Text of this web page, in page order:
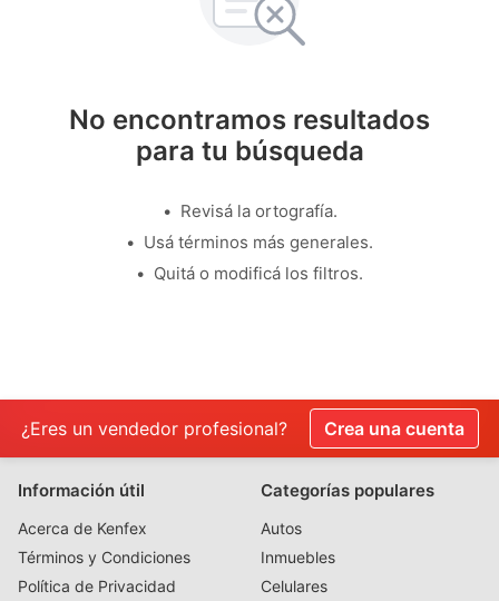
No encontramos resultados
para tu búsqueda
Revisá la ortografía.
Usá términos más generales.
Quitá o modificá los filtros.
¿Eres un vendedor profesional? Crea una cuenta
Información útil
Acerca de Kenfex
Términos y Condiciones
Política de Privacidad
Categorías populares
Autos
Inmuebles
Celulares